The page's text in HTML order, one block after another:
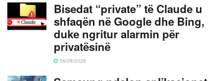
Bisedat “private” të Claude u
shfaqën në Google dhe Bing,
duke ngritur alarmin për
privatësinë
06/08/2026